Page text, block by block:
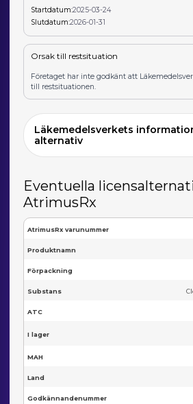
Startdatum:2025-03-24
Slutdatum:2026-01-31
Orsak till restsituation
Företaget har inte godkänt att
till restsituationen.
Läkemedelsverkets
alternativ
Eventuella
AtrimusRx
AtrimusRx varunummer
Produktnamn
Förpackning
Substans
ATC
I lager
MAH
Land
Godkännandenummer